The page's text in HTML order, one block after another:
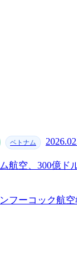
ベトナム
航空、300億ド
フーコック航空